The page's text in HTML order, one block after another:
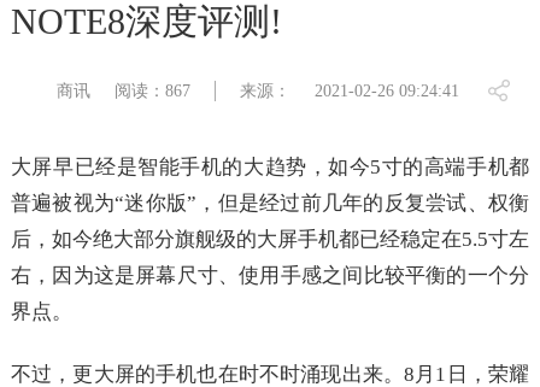
NOTE8深度评测!
商讯 阅读：867 来源： 2021-02-26 09:24:41
大屏早已经是智能手机的大趋势，如今5寸的高端手机都
普遍被视为“迷你版”，但是经过前几年的反复尝试、权衡
后，如今绝大部分旗舰级的大屏手机都已经稳定在5.5寸左
右，因为这是屏幕尺寸、使用手感之间比较平衡的一个分
界点。
不过，更大屏的手机也在时不时涌现出来。8月1日，荣耀